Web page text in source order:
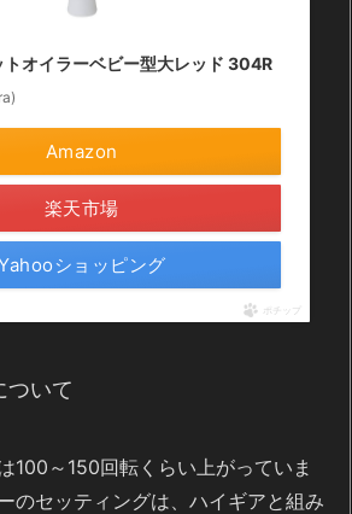
トオイラーベビー型大レッド 304R
Amazon
楽天市場
ショッピング
ポチップ
ついて
100～150回転くらい上がっていま
のセッティングは、ハイギアと組み